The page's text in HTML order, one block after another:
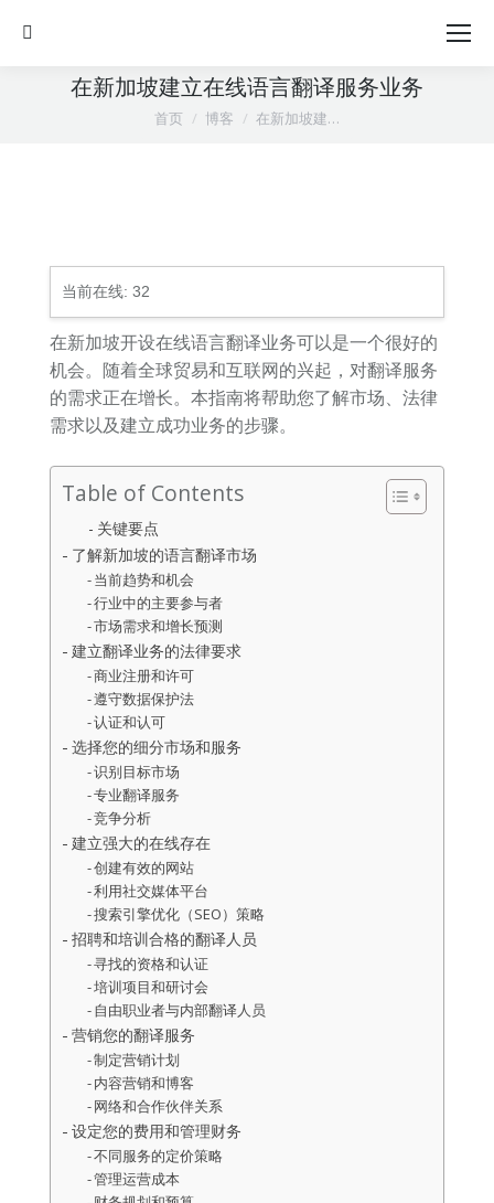
Search:
在新加坡建立在线语言翻译服务业务
您在这里：
首页 博客 在新加坡建…
当前在线: 32
在新加坡开设在线语言翻译业务可以是一个很好的
机会。随着全球贸易和互联网的兴起，对翻译服务
的需求正在增长。本指南将帮助您了解市场、法律
需求以及建立成功业务的步骤。
Table of Contents
关键要点
了解新加坡的语言翻译市场
当前趋势和机会
行业中的主要参与者
市场需求和增长预测
建立翻译业务的法律要求
商业注册和许可
遵守数据保护法
认证和认可
选择您的细分市场和服务
识别目标市场
专业翻译服务
竞争分析
建立强大的在线存在
创建有效的网站
利用社交媒体平台
搜索引擎优化（SEO）策略
招聘和培训合格的翻译人员
寻找的资格和认证
培训项目和研讨会
自由职业者与内部翻译人员
营销您的翻译服务
制定营销计划
内容营销和博客
网络和合作伙伴关系
设定您的费用和管理财务
不同服务的定价策略
管理运营成本